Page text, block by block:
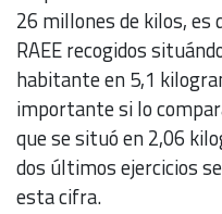
26 millones de kilos, es
RAEE recogidos
habitante en 5,1
importante si lo
que se situó en 2,06
dos últimos ejercicios
esta cifra.